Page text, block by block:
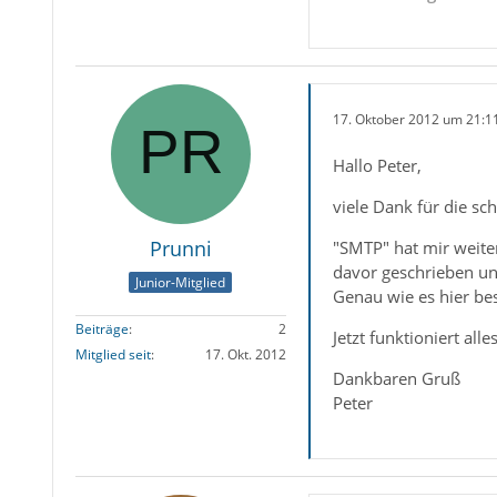
Prunni
Junior-Mitglied
Beiträge
2
Mitglied seit
17. Okt. 2012
17. Oktober 2012 um
Hallo Peter,
viele Dank für die
"SMTP" hat mir
davor geschrieben
Genau wie es hier
Jetzt funktioniert
Dankbaren Gruß
Peter